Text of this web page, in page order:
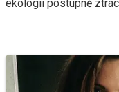
ekologii postupně